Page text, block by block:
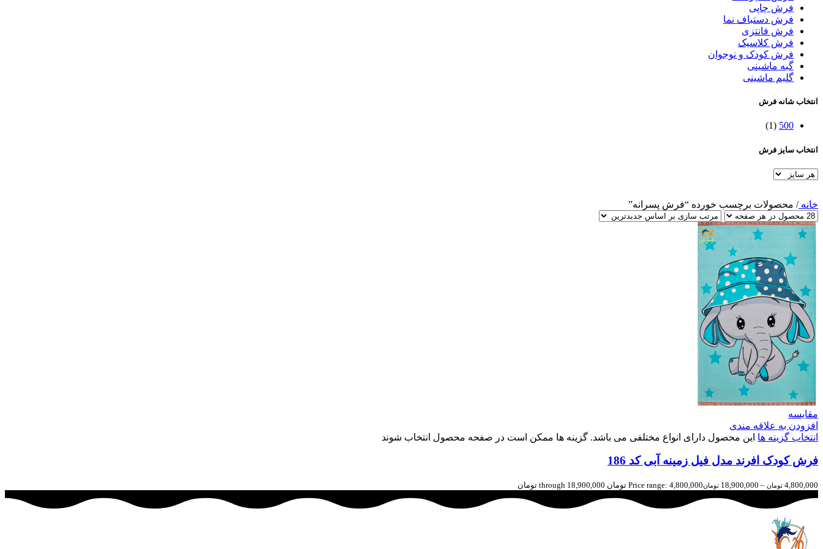
فرش چاپی
فرش دستباف نما
فرش فانتزی
فرش کلاسیک
فرش کودک و نوجوان
گبه ماشینی
گلیم ماشینی
انتخاب شانه فرش
500
(1)
انتخاب سایز فرش
خانه/ محصولات برچسب خورده “فرش پسرانه”
مقایسه
افزودن به علاقه مندی
انتخاب گزینه ها این محصول دارای انواع مختلفی می باشد. گزینه ها ممکن است در صفحه محصول انتخاب شوند
فرش کودک افرند مدل فیل زمینه آبی کد 186
4,800,000 تومان –
18,900,000 تومانPrice range: 4,800,000 تومان through 18,900,000 تومان